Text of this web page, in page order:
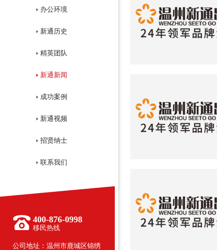
办公环境
新通历史
精英团队
新通新闻
成功案例
新通视频
招贤纳士
联系我们
400-876-0998
移民热线
公司地址：温州市鹿城区锦绣